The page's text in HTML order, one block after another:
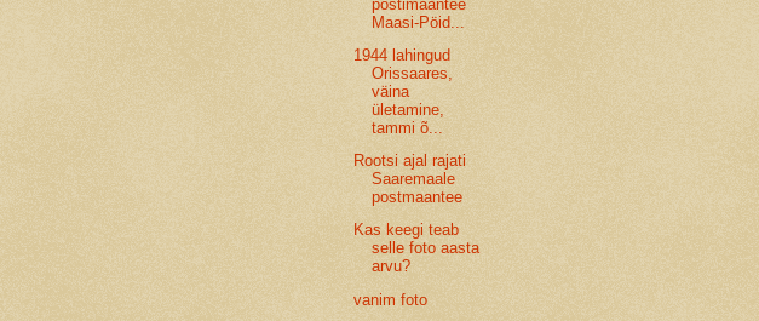
postimaantee
Maasi-Pöid...
1944 lahingud
Orissaares,
väina
ületamine,
tammi õ...
Rootsi ajal rajati
Saaremaale
postmaantee
Kas keegi teab
selle foto aasta
arvu?
vanim foto